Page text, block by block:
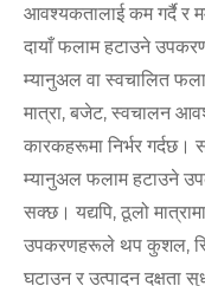
आवश्यकतालाई कम गर्दै र
दायाँ फलाम हटाउने
म्यानुअल वा स्वचालित
मात्रा, बजेट, स्वचालन
कारकहरूमा निर्भर गर्दछ।
म्यानुअल फलाम हटाउने
सक्छ। यद्यपि, ठूलो
उपकरणहरूले थप कुशल,
घटाउन र उत्पादन दक्षता